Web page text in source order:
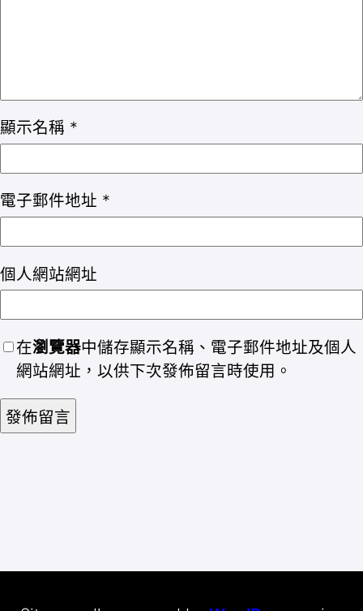
顯示名稱 *
電子郵件地址 *
個人網站網址
在瀏覽器中儲存顯示名稱、電子郵件地址及個人
網站網址，以供下次發佈留言時使用。